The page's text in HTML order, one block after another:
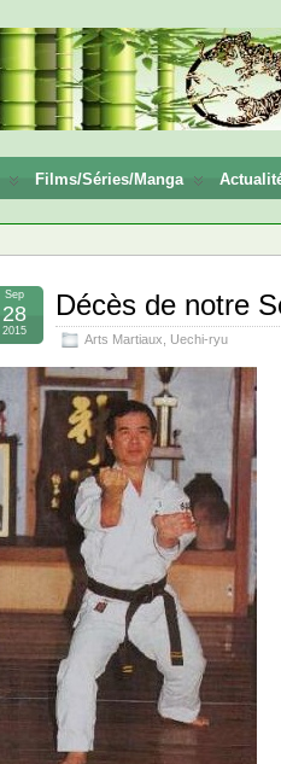
Films/Séries/Manga
Décès de notre
Arts Martiaux Uechi-ryu
Sep
28
2015